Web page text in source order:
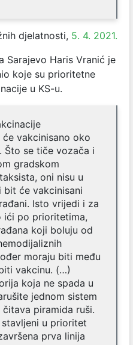
djelatnosti, 5. 4. 2021.
Sarajevo Haris Vranić je
koje su prioritetne
u KS-u.
vakcinisano oko
Što se tiče vozača i
gradskom
oni nisu u
će vakcinisani
Isto vrijedi i za
ići po prioritetima,
koji boluju od
moraju biti među
vakcinu. (…)
koja ne spada u
jednom sistem
piramida ruši.
u prioritet
prva linija